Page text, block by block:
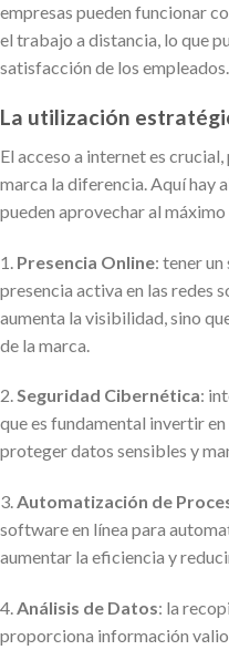
empresas pueden funcionar
el trabajo a distancia, lo que
satisfacción de los empleados.
La utilización
El acceso a internet es
marca la diferencia. Aquí hay
pueden aprovechar al
1. Presencia Online: tener
presencia activa en las redes
aumenta la visibilidad, sino
de la marca.
2.Seguridad Cibernética:
que es fundamental invertir
proteger datos sensibles y
3.Automatización de
software en línea para
aumentar la eficiencia y
4.Análisis de Datos: la
proporciona información